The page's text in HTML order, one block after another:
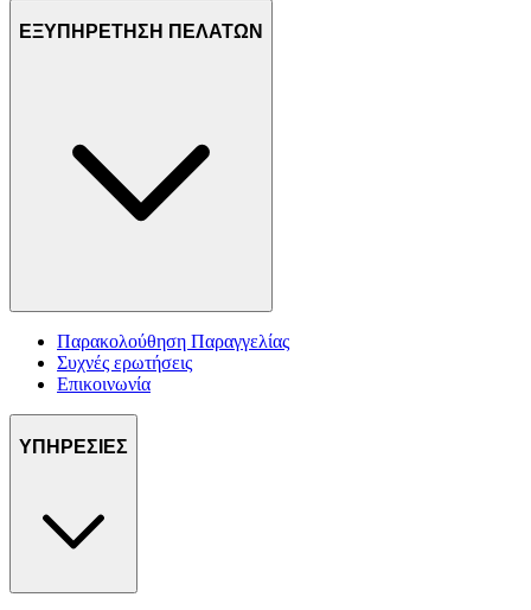
ΕΞΥΠΗΡΕΤΗΣΗ ΠΕΛΑΤΩΝ
Παρακολούθηση Παραγγελίας
Συχνές ερωτήσεις
Επικοινωνία
ΥΠΗΡΕΣΙΕΣ